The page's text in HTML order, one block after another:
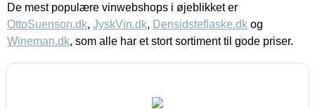
De mest populære vinwebshops i øjeblikket er
OttoSuenson.dk, JyskVin.dk, Densidsteflaske.dk og
Wineman.dk, som alle har et stort sortiment til gode priser.